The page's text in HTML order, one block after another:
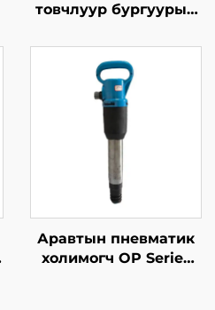
товчлуур бургуурын
зогсоо
Аравтын пневматик
холимогч OP Series